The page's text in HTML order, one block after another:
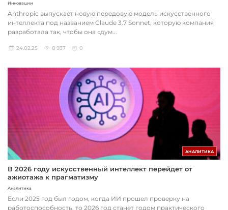
Инновации
Anthropic выпускает новую передовую модель искусственного
интеллекта под названием Claude 3.7 Sonnet, которую компания
разработала так, чтобы она «дум...
24.02.25 8 937 0
АНАЛИТИКА
В 2026 году искусственный интеллект перейдет от
ажиотажа к прагматизму
Аналитика
Если 2025 год был годом, когда ИИ прошел проверку на
работоспособность, то 2026 год станет годом практического